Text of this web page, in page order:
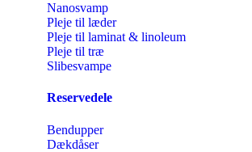
Nanosvamp
Pleje til læder
Pleje til laminat & linoleum
Pleje til træ
Slibesvampe
Reservedele
Bendupper
Dækdåser